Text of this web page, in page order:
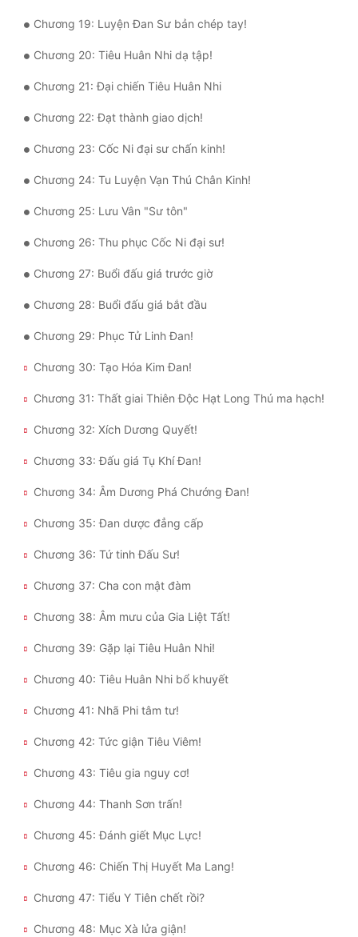
Tu Chân
Tu Tiên
Tội Phạm
Vô Địch
Võ Hiệp
Võng Du
Xuyên Không
Xuyên Nhanh
Xuyên Sách
Xuyên Thư
Điền Văn
Đô Thị
Đông Phương
Đông Phương Huyền Huyễn
Đồng Nhân
Cẩu Đạo Trường Sinh
Ngự Thú
Truyện Nam
Truyện Nữ
Vô Địch Lưu
Xây Dựng Thế Lực
Đam Mỹ
Đẹp Hiệp
Chương 19: Luyện Đan Sư bản chép tay!
Chương 20: Tiêu Huân Nhi dạ tập!
Chương 21: Đại chiến Tiêu Huân Nhi
Chương 22: Đạt thành giao dịch!
Chương 23: Cốc Ni đại sư chấn kinh!
Chương 24: Tu Luyện Vạn Thú Chân Kinh!
Chương 25: Lưu Vân "Sư tôn"
Chương 26: Thu phục Cốc Ni đại sư!
Chương 27: Buổi đấu giá trước giờ
Chương 28: Buổi đấu giá bắt đầu
Chương 29: Phục Tử Linh Đan!
Chương 30: Tạo Hóa Kim Đan!
Chương 31: Thất giai Thiên Độc Hạt Long Thú ma hạch!
Chương 32: Xích Dương Quyết!
Chương 33: Đấu giá Tụ Khí Đan!
Chương 34: Âm Dương Phá Chướng Đan!
Chương 35: Đan dược đẳng cấp
Chương 36: Tứ tinh Đấu Sư!
Chương 37: Cha con mật đàm
Chương 38: Âm mưu của Gia Liệt Tất!
Chương 39: Gặp lại Tiêu Huân Nhi!
Chương 40: Tiêu Huân Nhi bổ khuyết
Chương 41: Nhã Phi tâm tư!
Chương 42: Tức giận Tiêu Viêm!
Chương 43: Tiêu gia nguy cơ!
Chương 44: Thanh Sơn trấn!
Chương 45: Đánh giết Mục Lực!
Chương 46: Chiến Thị Huyết Ma Lang!
Chương 47: Tiểu Y Tiên chết rồi?
Chương 48: Mục Xà lửa giận!